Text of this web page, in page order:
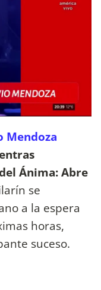
Mendoza
Ánima: Abre
se
a la espera
horas,
suceso.